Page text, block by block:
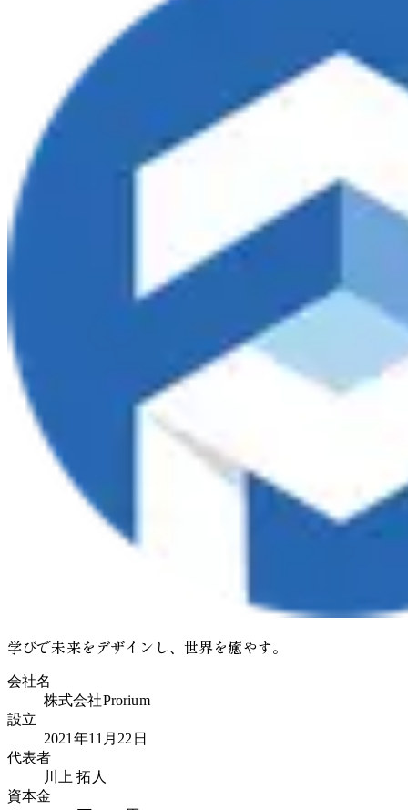
学びで未来をデザインし、世界を癒やす。
会社名
株式会社Prorium
設立
2021年11月22日
代表者
川上 拓人
資本金